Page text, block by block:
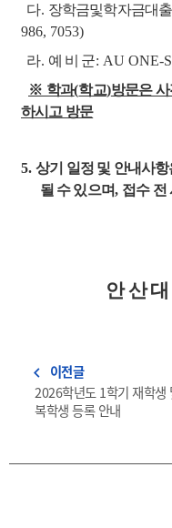
다. 장학금및학자금대출
986, 7053)
라. 예 비 군: AU ONE-
※ 학과(학교)방문은
하시고 방문
5. 상기 일정 및 안내사
될 수 있으며, 접수 전
안 산
navigate_before 이전글
2026학년도 1학기 재학생
복학생 등록 안내